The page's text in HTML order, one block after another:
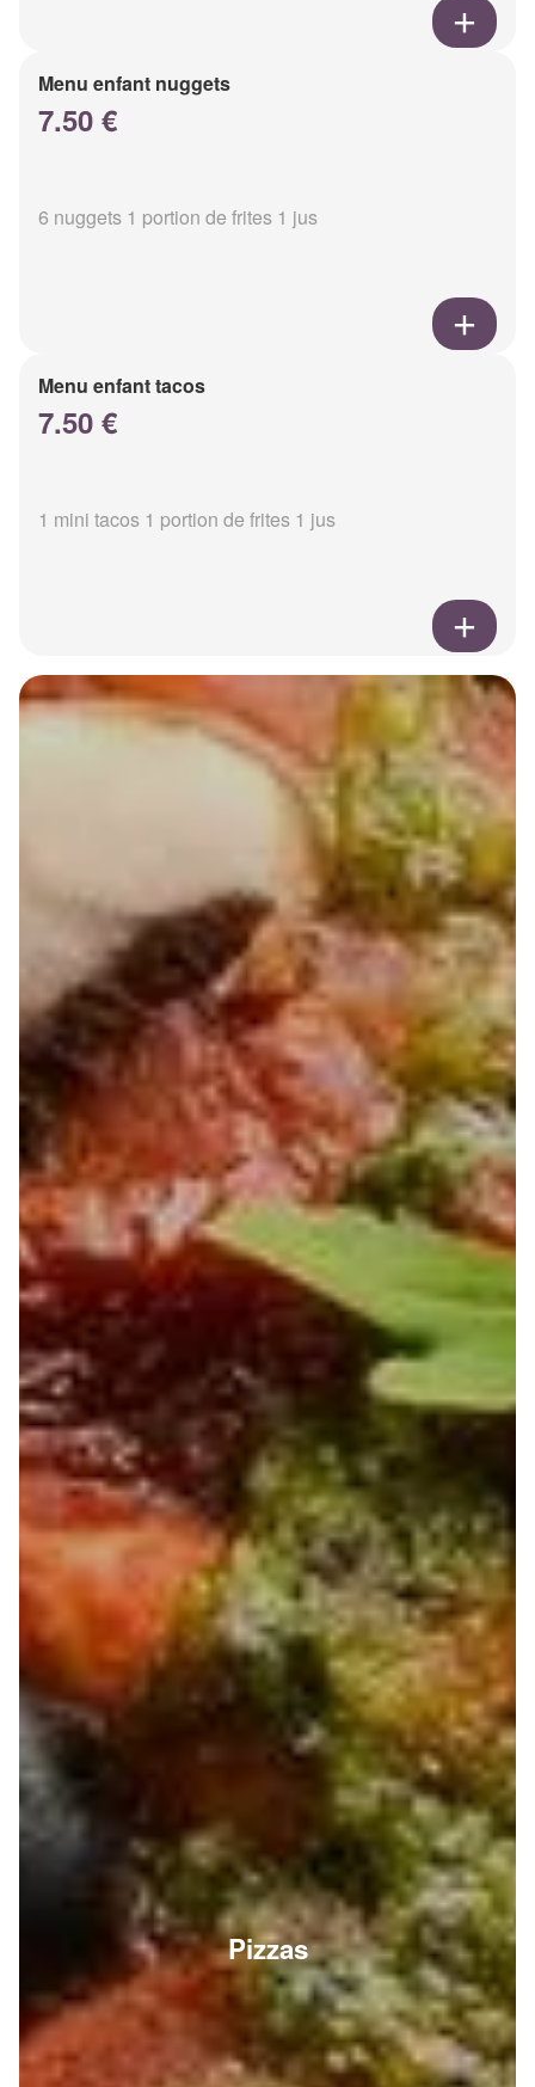
Menu enfant nuggets
7.50 €
6 nuggets 1 portion de frites 1 jus
Menu enfant tacos
7.50 €
1 mini tacos 1 portion de frites 1 jus
Pizzas